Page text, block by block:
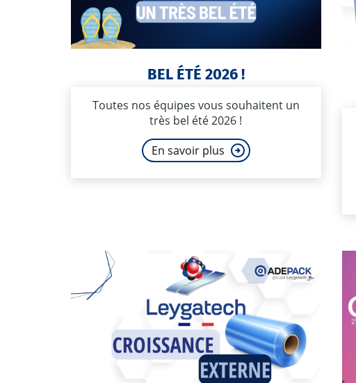
BEL ÉTÉ 2026 !
Toutes nos équipes vous souhaitent un
très bel été 2026 !
En savoir plus